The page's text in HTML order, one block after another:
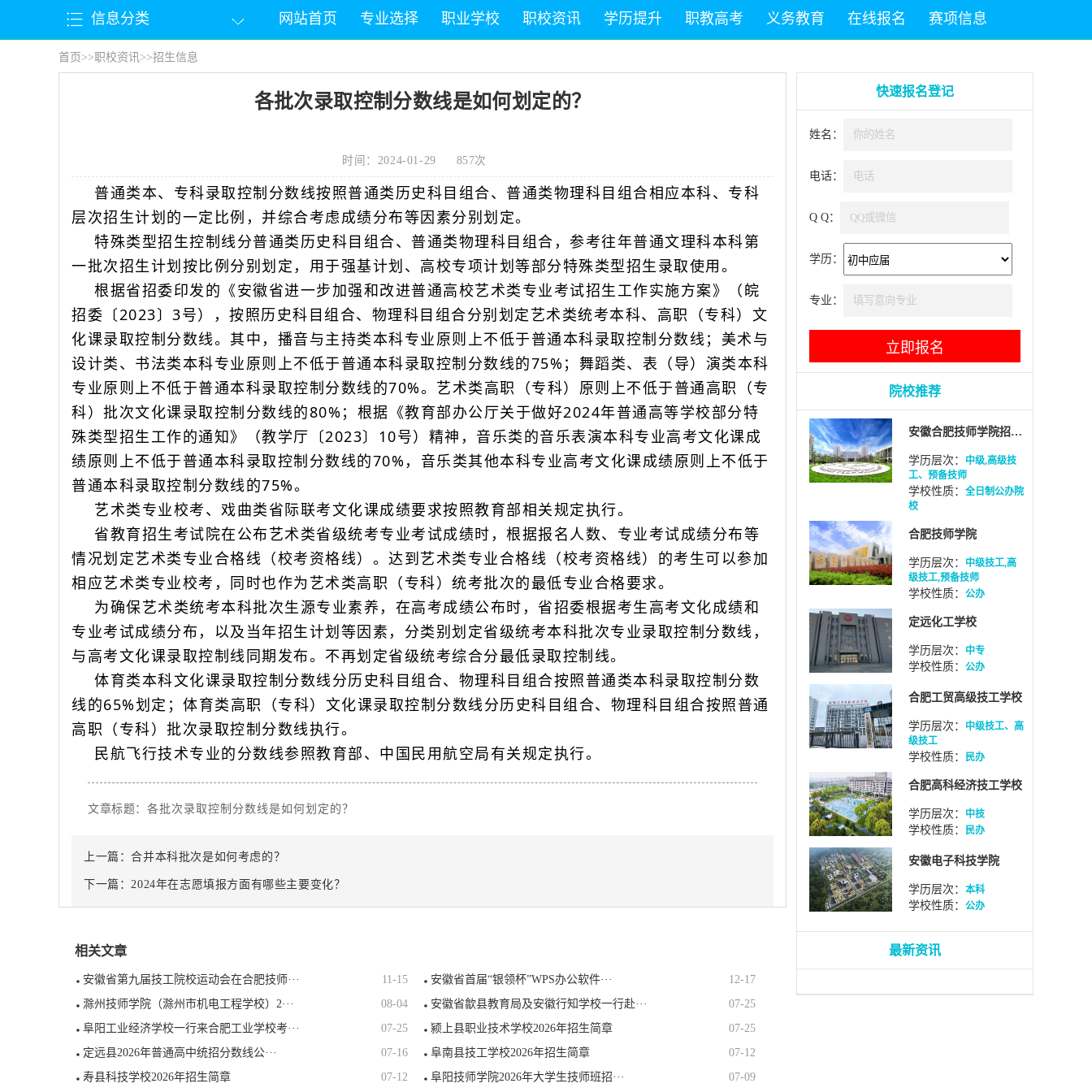
信息分类 网站首页 专业选择 职业学校 职校资讯 学历提升 职教高考 义务教育 在线报名 赛项信息
首页 >>职校资讯>>招生信息
各批次录取控制分数线是如何划定的？
时间：2024-01-29 857次
普通类本、专科录取控制分数线按照普通类历史科目组合、普通类物理科目组合相应本科、专科
层次招生计划的一定比例，并综合考虑成绩分布等因素分别划定。
特殊类型招生控制线分普通类历史科目组合、普通类物理科目组合，参考往年普通文理科本科第
一批次招生计划按比例分别划定，用于强基计划、高校专项计划等部分特殊类型招生录取使用。
根据省招委印发的《安徽省进一步加强和改进普通高校艺术类专业考试招生工作实施方案》（皖
招委〔2023〕3号），按照历史科目组合、物理科目组合分别划定艺术类统考本科、高职（专科）文
化课录取控制分数线。其中，播音与主持类本科专业原则上不低于普通本科录取控制分数线；美术与
设计类、书法类本科专业原则上不低于普通本科录取控制分数线的75%；舞蹈类、表（导）演类本科
专业原则上不低于普通本科录取控制分数线的70%。艺术类高职（专科）原则上不低于普通高职（专
科）批次文化课录取控制分数线的80%；根据《教育部办公厅关于做好2024年普通高等学校部分特
殊类型招生工作的通知》（教学厅〔2023〕10号）精神，音乐类的音乐表演本科专业高考文化课成
绩原则上不低于普通本科录取控制分数线的70%，音乐类其他本科专业高考文化课成绩原则上不低于
普通本科录取控制分数线的75%。
艺术类专业校考、戏曲类省际联考文化课成绩要求按照教育部相关规定执行。
省教育招生考试院在公布艺术类省级统考专业考试成绩时，根据报名人数、专业考试成绩分布等
情况划定艺术类专业合格线（校考资格线）。达到艺术类专业合格线（校考资格线）的考生可以参加
相应艺术类专业校考，同时也作为艺术类高职（专科）统考批次的最低专业合格要求。
为确保艺术类统考本科批次生源专业素养，在高考成绩公布时，省招委根据考生高考文化成绩和
专业考试成绩分布，以及当年招生计划等因素，分类别划定省级统考本科批次专业录取控制分数线，
与高考文化课录取控制线同期发布。不再划定省级统考综合分最低录取控制线。
体育类本科文化课录取控制分数线分历史科目组合、物理科目组合按照普通类本科录取控制分数
线的65%划定；体育类高职（专科）文化课录取控制分数线分历史科目组合、物理科目组合按照普通
高职（专科）批次录取控制分数线执行。
民航飞行技术专业的分数线参照教育部、中国民用航空局有关规定执行。
文章标题： 各批次录取控制分数线是如何划定的？
上一篇：合并本科批次是如何考虑的？
下一篇：2024年在志愿填报方面有哪些主要变化？
相关文章
安徽省第九届技工院校运动会在合肥技师··· 11-15 ​安徽省首届“银领杯”WPS办公软件···
12-17
滁州技师学院（滁州市机电工程学校）2···
08-04 安徽省歙县教育局及安徽行知学校一行赴···
07-25
阜阳工业经济学校一行来合肥工业学校考···
07-25 颍上县职业技术学校2026年招生简章
07-25
定远县2026年普通高中统招分数线公···
07-16 阜南县技工学校2026年招生简章
07-12
寿县科技学校2026年招生简章
07-12 阜阳技师学院2026年大学生技师班招··· 07-09
快速报名登记
姓名：
电话：
Q Q：
学历：
专业：
院校推荐
安徽合肥技师学院招生网
学历层次：
中级,高级技
工、预备技师
学校性质： 全日制公办院
校
合肥技师学院
学历层次：
中级技工,高
级技工,预备技师
学校性质： 公办
定远化工学校
学历层次： 中专
学校性质： 公办
合肥工贸高级技工学校
学历层次：
中级技工、高
级技工
学校性质： 民办
合肥高科经济技工学校
学历层次： 中技
学校性质： 民办
安徽电子科技学院
学历层次： 本科
学校性质： 公办
最新资讯